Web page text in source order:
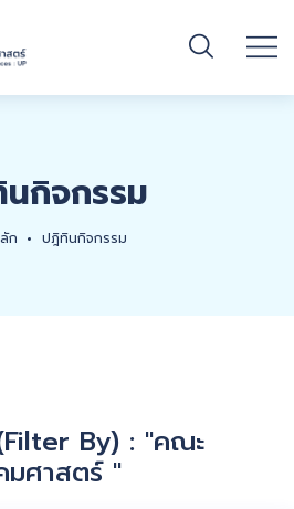
กิจกรรม
ก ปฎิทินกิจกรรม
By) : "คณะ
มศาสตร์ "